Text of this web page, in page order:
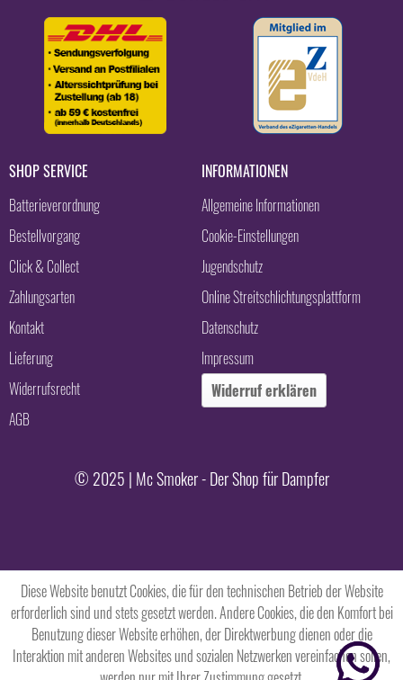
SHOP SERVICE
Batterieverordnung
Bestellvorgang
Click & Collect
Zahlungsarten
Kontakt
Lieferung
Widerrufsrecht
AGB
INFORMATIONEN
Allgemeine Informationen
Cookie-Einstellungen
Jugendschutz
Online Streitschlichtungsplattform
Datenschutz
Impressum
Widerruf erklären
© 2025 | Mc Smoker - Der Shop für Dampfer
Diese Website benutzt Cookies, die für den technischen Betrieb der Website
erforderlich sind und stets gesetzt werden. Andere Cookies, die den Komfort bei
Benutzung dieser Website erhöhen, der Direktwerbung dienen oder die
Interaktion mit anderen Websites und sozialen Netzwerken vereinfachen sollen,